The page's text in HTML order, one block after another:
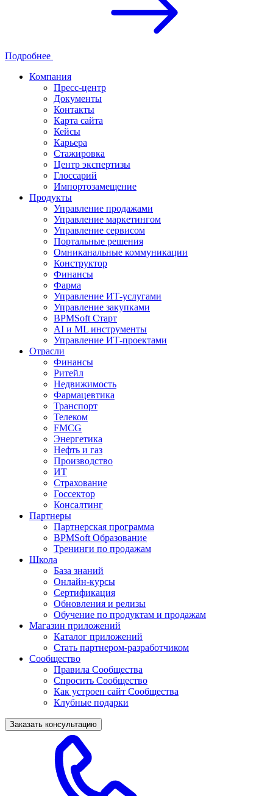
Подробнее
Компания
Пресс-центр
Документы
Контакты
Карта сайта
Кейсы
Карьера
Стажировка
Центр экспертизы
Глоссарий
Импортозамещение
Продукты
Управление продажами
Управление маркетингом
Управление сервисом
Портальные решения
Омниканальные коммуникации
Конструктор
Финансы
Фарма
Управление ИТ-услугами
Управление закупками
BPMSoft Старт
AI и ML инструменты
Управление ИТ-проектами
Отрасли
Финансы
Ритейл
Недвижимость
Фармацевтика
Транспорт
Телеком
FMCG
Энергетика
Нефть и газ
Производство
ИТ
Страхование
Госсектор
Консалтинг
Партнеры
Партнерская программа
BPMSoft Образование
Тренинги по продажам
Школа
База знаний
Онлайн-курсы
Сертификация
Обновления и релизы
Обучение по продуктам и продажам
Магазин приложений
Каталог приложений
Стать партнером-разработчиком
Сообщество
Правила Сообщества
Спросить Сообщество
Как устроен сайт Сообщества
Клубные подарки
Заказать консультацию